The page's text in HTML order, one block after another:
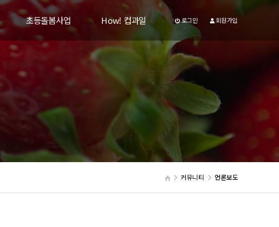
초등돌봄사업
게시판
How! 컵과일
How! 컵과일
로그인 회원가입
커뮤니티 언론보도